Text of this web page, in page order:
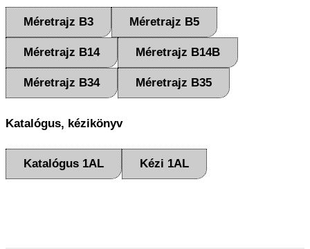
Méretrajz B3 Méretrajz B5
Méretrajz B14 Méretrajz B14B
Méretrajz B34 Méretrajz B35
Katalógus, kézikönyv
Katalógus 1AL Kézi 1AL